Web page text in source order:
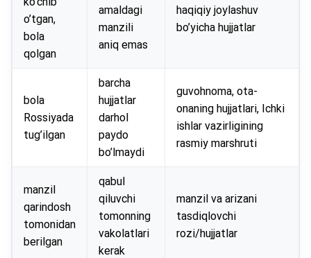
o’tgan,
bola
qolgan
amaldagi
manzili
aniq emas
haqiqiy joylashuv
bo’yicha hujjatlar
bola
Rossiyada
tug’ilgan
barcha
hujjatlar
darhol
paydo
bo’lmaydi
guvohnoma, ota-
onaning hujjatlari, Ichki
ishlar vazirligining
rasmiy marshruti
manzil
qarindosh
tomonidan
berilgan
qabul
qiluvchi
tomonning
vakolatlari
kerak
manzil va arizani
tasdiqlovchi
rozi/hujjatlar